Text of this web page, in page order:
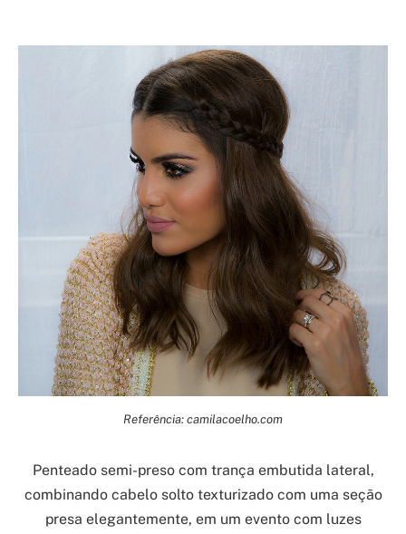
Referência: camilacoelho.com
Penteado semi-preso com trança embutida lateral,
combinando cabelo solto texturizado com uma seção
presa elegantemente, em um evento com luzes